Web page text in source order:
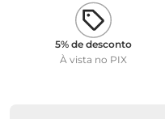
5% de desconto
À vista no PIX